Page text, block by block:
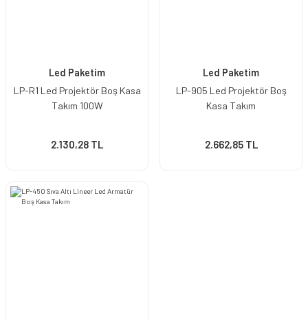
Led Paketim
LP-R1 Led Projektör Boş Kasa
Takım 100W
2.130,28 TL
Led Paketim
LP-905 Led Projektör Boş
Kasa Takım
2.662,85 TL